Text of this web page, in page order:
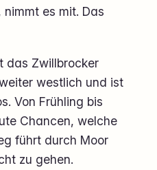
es mit. Das
das Zwillbrocker
westlich und ist
Von Frühling bis
Chancen, welche
führt durch Moor
zu gehen.